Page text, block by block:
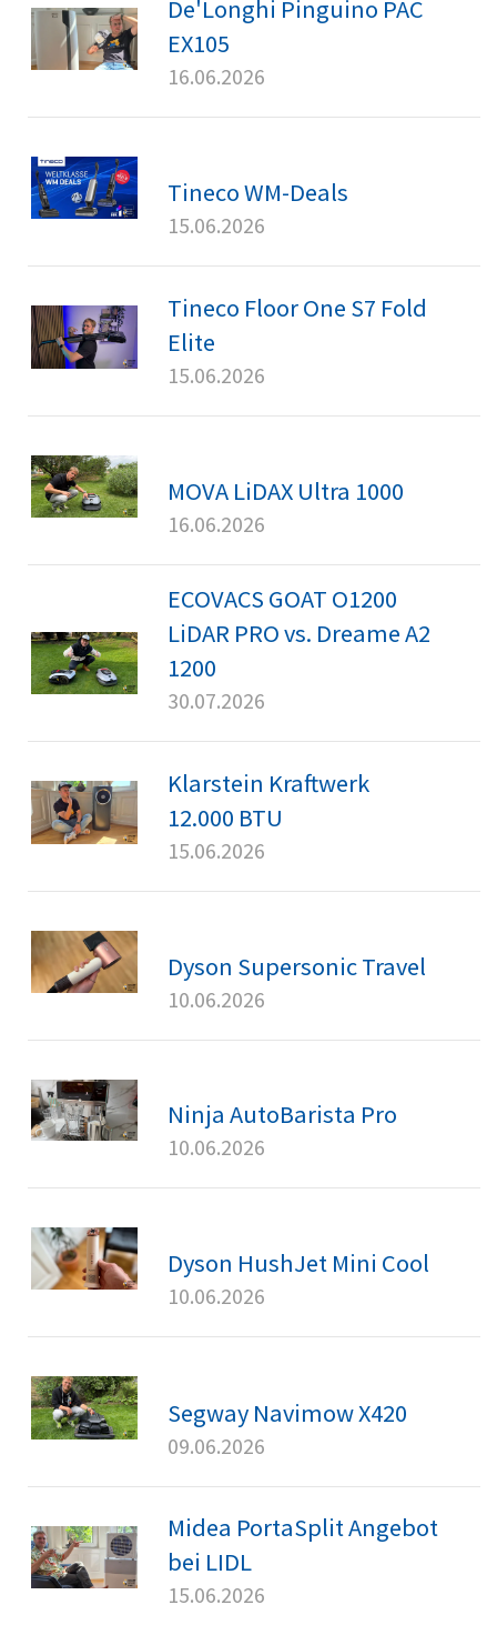
De'Longhi Pinguino PAC
EX105
16.06.2026
Tineco WM-Deals
15.06.2026
Tineco Floor One S7 Fold
Elite
15.06.2026
MOVA LiDAX Ultra 1000
16.06.2026
ECOVACS GOAT O1200
LiDAR PRO vs. Dreame A2
1200
30.07.2026
Klarstein Kraftwerk
12.000 BTU
15.06.2026
Dyson Supersonic Travel
10.06.2026
Ninja AutoBarista Pro
10.06.2026
Dyson HushJet Mini Cool
10.06.2026
Segway Navimow X420
09.06.2026
Midea PortaSplit Angebot
bei LIDL
15.06.2026